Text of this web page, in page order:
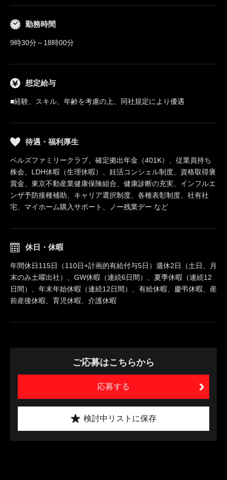
勤務時間
9時30分～18時00分
想定給与
■経験、スキル、年齢を考慮の上、同社規定により優遇
待遇・福利厚生
ベルズファミリークラブ、確定拠出年金（401K）、従業員持ち
株会、LDH休暇（生理休暇）、妊活コンシェル制度、資格取得褒
賞金、東京不動産業健康保険組合、健康診断の充実、インフルエ
ンザ予防接種補助、キャリア選択制度、各種表彰制度、社有社
宅、マイホーム購入サポート、ノー残業デー など
休日・休暇
年間休日115日（110日+計画的有給付与5日）週休2日（土日、月
末のみ土曜出社）、GW休暇（連続6日間）、夏季休暇（連続12
日間）、年末年始休暇（連続12日間）、有給休暇、慶弔休暇、産
前産後休暇、育児休暇、介護休暇
ご応募はこちらから
応募する
検討中リストに保存